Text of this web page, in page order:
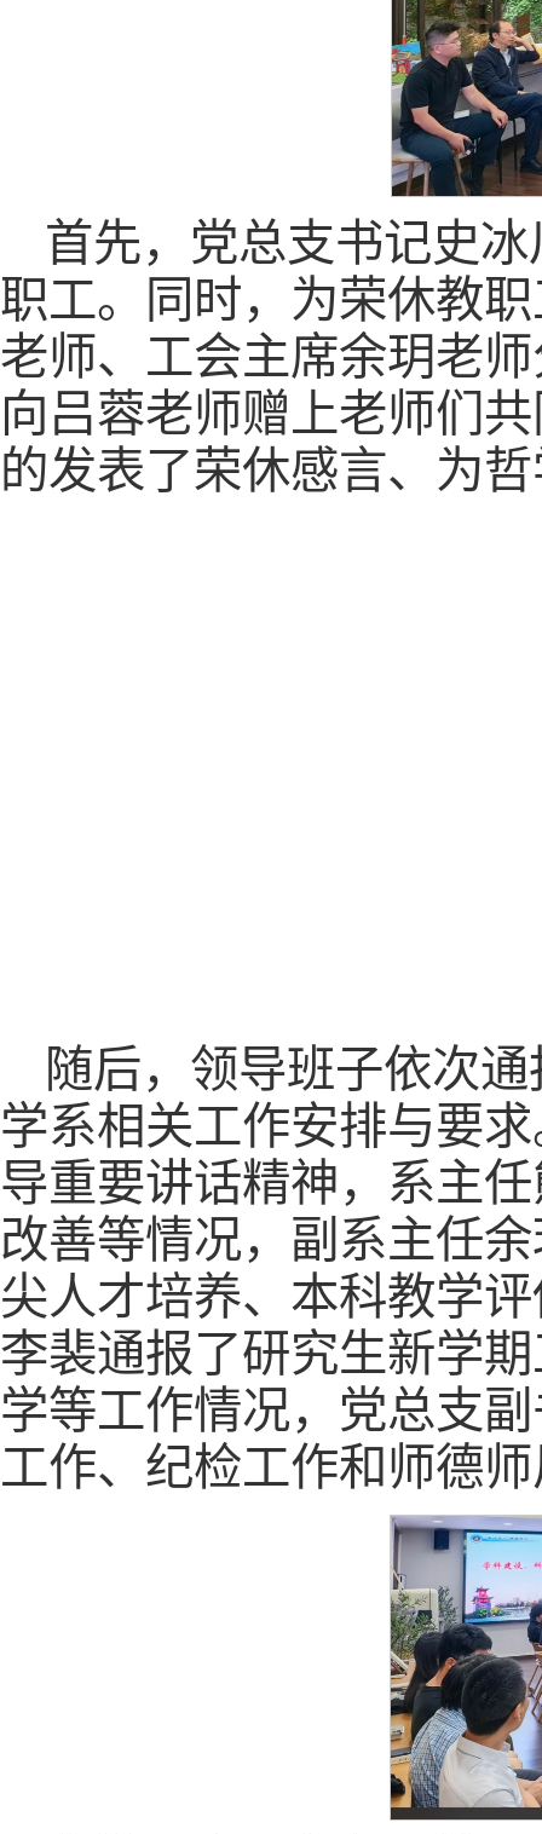
首先，党总支书记史
职工。同时，为荣休教
老师、工会主席余玥老
向吕蓉老师赠上老师们
的发表了荣休感言、为
随后，领导班子依次
学系相关工作安排与要
导重要讲话精神，系主
改善等情况，副系主任
尖人才培养、本科教学
李裴通报了研究生新学
学等工作情况，党总支
工作、纪检工作和师德